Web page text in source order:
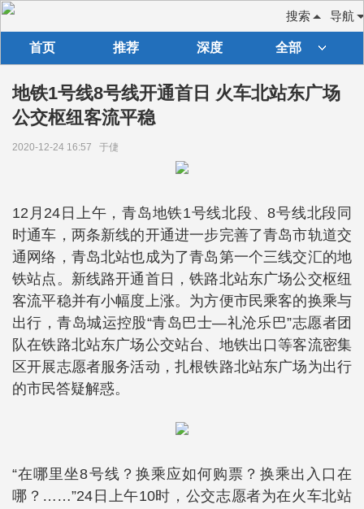
导航
搜索
首页 推荐 深度 全部
地铁1号线8号线开通首日 火车北站东广场
公交枢纽客流平稳
2020-12-24 16:57 于倢
12月24日上午，青岛地铁1号线北段、8号线北段同
时通车，两条新线的开通进一步完善了青岛市轨道交
通网络，青岛北站也成为了青岛第一个三线交汇的地
铁站点。新线路开通首日，铁路北站东广场公交枢纽
客流平稳并有小幅度上涨。为方便市民乘客的换乘与
出行，青岛城运控股“青岛巴士—礼沧乐巴”志愿者团
队在铁路北站东广场公交站台、地铁出口等客流密集
区开展志愿者服务活动，扎根铁路北站东广场为出行
的市民答疑解惑。
“在哪里坐8号线？换乘应如何购票？换乘出入口在
哪？……”24日上午10时，公交志愿者为在火车北站